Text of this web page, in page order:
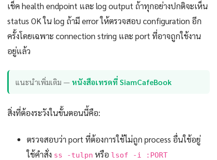
เช็ค health endpoint และ log output ถ้าทุกอย่างปกติจะเห็น
status OK ใน log ถ้ามี error ให้ตรวจสอบ configuration อีก
ครั้งโดยเฉพาะ connection string และ port ที่อาจถูกใช้งาน
อยู่แล้ว
แนะนำเพิ่มเติม — หนังสือเทรดที่ SiamCafeBook
สิ่งที่ต้องระวังในขั้นตอนนี้คือ:
ตรวจสอบว่า port ที่ต้องการใช้ไม่ถูก process อื่นใช้อยู่
ใช้คำสั่ง ss -tulpn หรือ lsof -i :PORT